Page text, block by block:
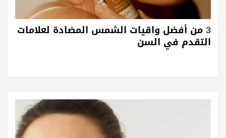
3 من أفضل واقيات الشمس المضادة لعلامات
التقدم في السن